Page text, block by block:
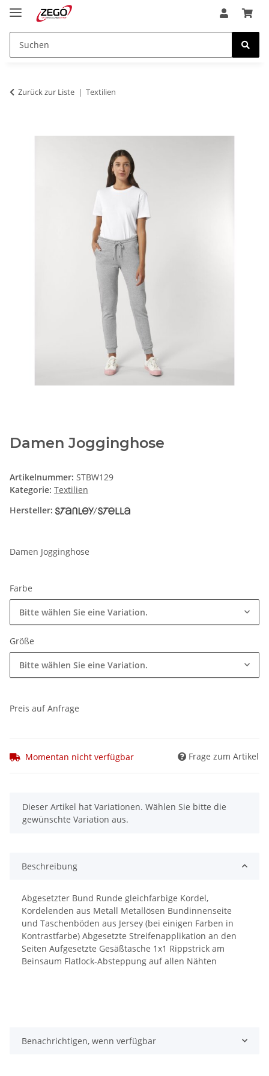
Zurück zur Liste Textilien
Damen Jogginghose
Artikelnummer: STBW129
Kategorie: Textilien
Hersteller:
Damen Jogginghose
Farbe
Bitte wählen Sie eine Variation.
Größe
Bitte wählen Sie eine Variation.
Preis auf Anfrage
Momentan nicht verfügbar Frage zum Artikel
x
Dieser Artikel hat Variationen. Wählen Sie bitte die
gewünschte Variation aus.
Beschreibung
Abgesetzter Bund Runde gleichfarbige Kordel,
Kordelenden aus Metall Metallösen Bundinnenseite
und Taschenböden aus Jersey (bei einigen Farben in
Kontrastfarbe) Abgesetzte Streifenapplikation an den
Seiten Aufgesetzte Gesäßtasche 1x1 Rippstrick am
Beinsaum Flatlock-Absteppung auf allen Nähten
Benachrichtigen, wenn verfügbar